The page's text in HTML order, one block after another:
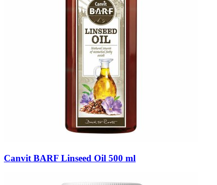
Canvit BARF Linseed Oil 500 ml